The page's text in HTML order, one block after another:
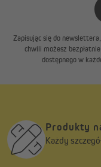
Zapisując się do
chwili możesz
dostępnego w
Produkty
Każdy